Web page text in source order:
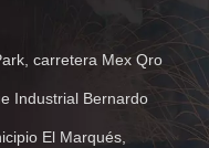
carretera Mex Qro
Industrial Bernardo
El Marqués,